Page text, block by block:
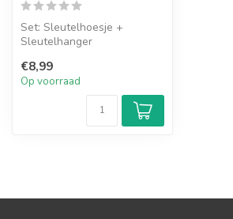
Set: Sleutelhoesje +
Sleutelhanger
€8,99
Op voorraad